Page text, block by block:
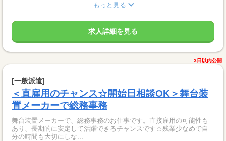
もっと見る
求人詳細を見る
3日以内公開
[一般派遣]
＜直雇用のチャンス☆開始日相談OK＞舞台装
置メーカーで総務事務
舞台装置メーカーで、総務事務のお仕事です。直接雇用の可能性も
あり、長期的に安定して活躍できるチャンスです☆残業少なめで自
分の時間も大切にしな...